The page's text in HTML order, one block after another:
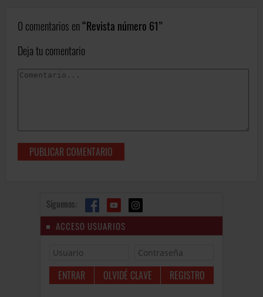
0 comentarios en Revista número 61
Deja tu comentario
Síguenos:
ACCESO USUARIOS
OLVIDÉ CLAVE REGISTRO